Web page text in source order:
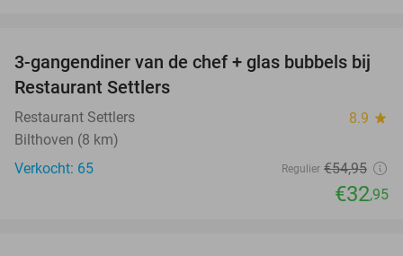
40%
3-gangendiner van de chef + glas bubbels bij
Restaurant Settlers
Restaurant Settlers 8.9 star
Bilthoven (8 km)
Verkocht: 65
Regulier €54,95
€32,95